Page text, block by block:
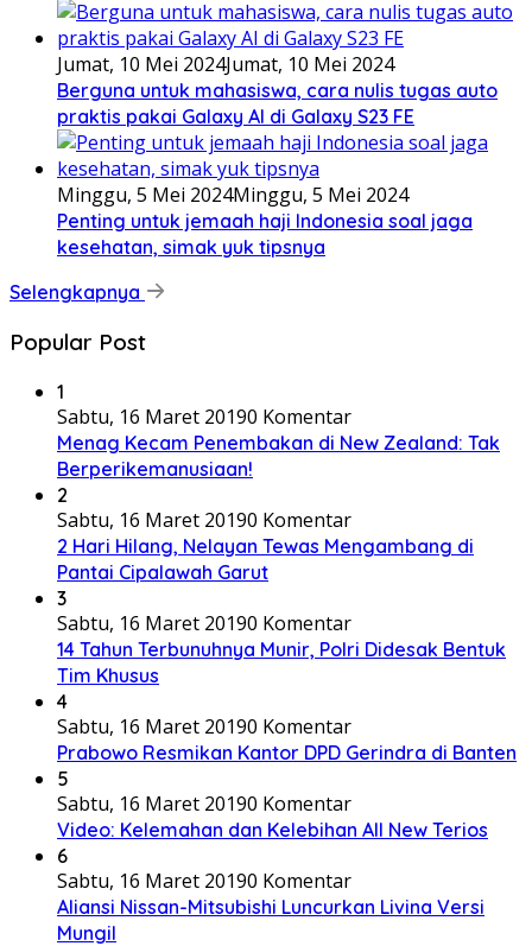
Jumat, 10 Mei 2024Jumat, 10 Mei 2024
Berguna untuk mahasiswa, cara nulis tugas auto
praktis pakai Galaxy AI di Galaxy S23 FE
Minggu, 5 Mei 2024Minggu, 5 Mei 2024
Penting untuk jemaah haji Indonesia soal jaga
kesehatan, simak yuk tipsnya
Selengkapnya
Popular Post
1
Sabtu, 16 Maret 20190 Komentar
Menag Kecam Penembakan di New Zealand: Tak
Berperikemanusiaan!
2
Sabtu, 16 Maret 20190 Komentar
2 Hari Hilang, Nelayan Tewas Mengambang di
Pantai Cipalawah Garut
3
Sabtu, 16 Maret 20190 Komentar
14 Tahun Terbunuhnya Munir, Polri Didesak Bentuk
Tim Khusus
4
Sabtu, 16 Maret 20190 Komentar
Prabowo Resmikan Kantor DPD Gerindra di Banten
5
Sabtu, 16 Maret 20190 Komentar
Video: Kelemahan dan Kelebihan All New Terios
6
Sabtu, 16 Maret 20190 Komentar
Aliansi Nissan-Mitsubishi Luncurkan Livina Versi
Mungil